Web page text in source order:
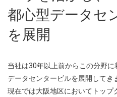
都心型データセ
を展開
当社は30年以上前からこの分野
データセンタービルを展開してき
現在では大阪地区においてトップ